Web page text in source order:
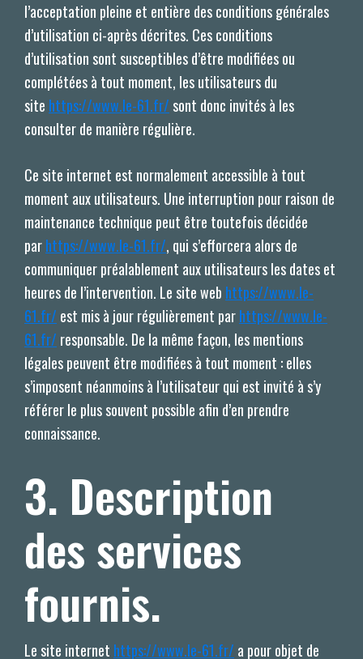
l’acceptation pleine et entière des conditions générales
d’utilisation ci-après décrites. Ces conditions
d’utilisation sont susceptibles d’être modifiées ou
complétées à tout moment, les utilisateurs du
site https://www.le-61.fr/ sont donc invités à les
consulter de manière régulière.
Ce site internet est normalement accessible à tout
moment aux utilisateurs. Une interruption pour raison de
maintenance technique peut être toutefois décidée
parhttps://www.le-61.fr/, qui s’efforcera alors de
communiquer préalablement aux utilisateurs les dates et
heures de l’intervention. Le site web https://www.le-
61.fr/ est mis à jour régulièrement parhttps://www.le-
61.fr/ responsable. De la même façon, les mentions
légales peuvent être modifiées à tout moment : elles
s’imposent néanmoins à l’utilisateur qui est invité à s’y
référer le plus souvent possible afin d’en prendre
connaissance.
3. Description
des services
fournis.
Le site internet https://www.le-61.fr/ a pour objet de